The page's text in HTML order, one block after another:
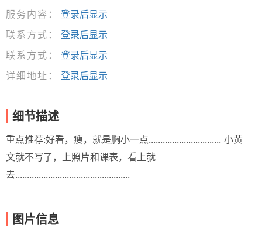
服务内容：
登录后显示
联系方式：
登录后显示
联系方式：
登录后显示
详细地址：
登录后显示
细节描述
重点推荐:好看，瘦，就是胸小一点............................... 小黄
文就不写了，上照片和课表，看上就
去.................................................
图片信息